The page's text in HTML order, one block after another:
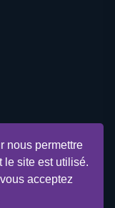
nous permettre
le site est utilisé.
acceptez